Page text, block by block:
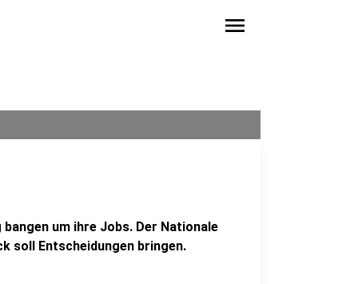
menu
um ihre Jobs. Der Nationale
soll Entscheidungen bringen.